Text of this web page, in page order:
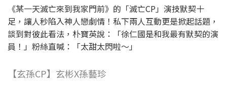
《某一天滅亡來到我家門前》的「滅亡CP」演技默契十
足，讓人秒陷入神人戀劇情！私下兩人互動更是掀起話題，
談到對彼此看法，朴寶英說：「徐仁國是和我最有默契的演
員！」粉絲直喊：「太甜太閃啦～」
【玄孫CP】玄彬X孫藝珍